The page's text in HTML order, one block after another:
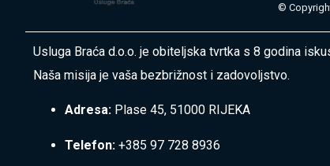
©
Usluga Braća d.o.o. je obiteljska tvrtka s 8 godina
Naša misija je vaša bezbrižnost i zadovoljstvo.
Adresa: Plase 45, 51000 RIJEKA
Telefon: +385 97 728 8936